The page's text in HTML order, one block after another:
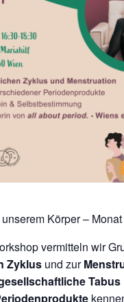
Körper –
vermitteln wir
Zyklus und zur
Tabus